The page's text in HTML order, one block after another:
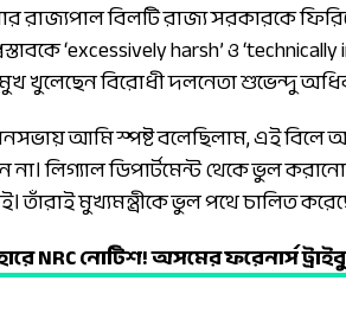
রাজ্যপাল বিলটি রাজ্য সরকারকে
‘excessively harsh’ ও
মুখ খুলেছেন বিরোধী দলনেতা শুভেন্দু
আমি স্পষ্ট বলেছিলাম, এই বিলে
লিগ্যাল ডিপার্টমেন্ট থেকে ভুল
তাঁরাই মুখ্যমন্ত্রীকে ভুল পথে চালিত
NRC নোটিশ! অসমের ফরেনার্স